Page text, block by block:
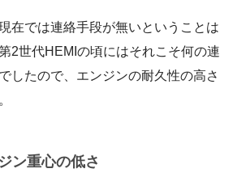
在では連絡手段が無いということは
2世代HEMIの頃にはそれこそ何の連
したので、エンジンの耐久性の高さ
ン重心の低さ